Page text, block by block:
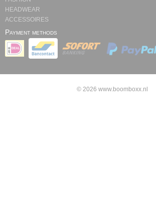
HEADWEAR
ACCESSOIRES
Payment methods
© 2026 www.boomboxx.nl